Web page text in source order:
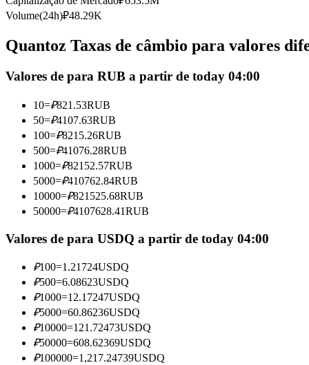
Futuros usando USDC como garantia
Copiar Trading
Junte-se aos principais traders
Torne-se um Trader de Cópias
Desfrute da partilha de lucros e comissões de copy trading
Volume(24h)₽48.29K
Quantoz Taxas de câmbio para valores
Valores de para RUB a partir de today 04:00
10=₽821.53RUB
50=₽4107.63RUB
100=₽8215.26RUB
500=₽41076.28RUB
1000=₽82152.57RUB
5000=₽410762.84RUB
10000=₽821525.68RUB
50000=₽4107628.41RUB
Valores de para USDQ a partir de today 04:00
₽100=1.21724USDQ
₽500=6.08623USDQ
₽1000=12.17247USDQ
₽5000=60.86236USDQ
₽10000=121.72473USDQ
₽50000=608.62369USDQ
₽100000=1,217.24739USDQ